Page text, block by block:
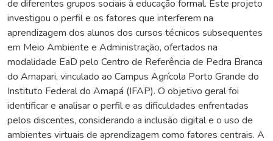
de diferentes grupos sociais à educação formal. Este projeto
investigou o perfil e os fatores que interferem na
aprendizagem dos alunos dos cursos técnicos subsequentes
em Meio Ambiente e Administração, ofertados na
modalidade EaD pelo Centro de Referência de Pedra Branca
do Amapari, vinculado ao Campus Agrícola Porto Grande do
Instituto Federal do Amapá (IFAP). O objetivo geral foi
identificar e analisar o perfil e as dificuldades enfrentadas
pelos discentes, considerando a inclusão digital e o uso de
ambientes virtuais de aprendizagem como fatores centrais. A